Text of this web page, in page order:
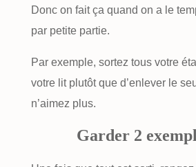
Donc on fait ça quand on a le
par petite partie.
Par exemple, sortez tous votre
votre lit plutôt que d’enlever le
n’aimez plus.
Garder 2